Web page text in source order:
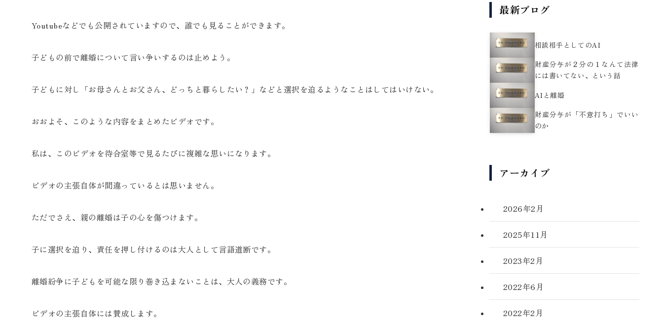
Youtubeなどでも公開されていますので、誰でも見ることができます。
子どもの前で離婚について言い争いするのは止めよう。
子どもに対し「お母さんとお父さん、どっちと暮らしたい？」などと選択を迫るようなことはしてはいけない。
おおよそ、このような内容をまとめたビデオです。
私は、このビデオを待合室等で見るたびに複雑な思いになります。
ビデオの主張自体が間違っているとは思いません。
ただでさえ、親の離婚は子の心を傷つけます。
子に選択を迫り、責任を押し付けるのは大人として言語道断です。
離婚紛争に子どもを可能な限り巻き込まないことは、大人の義務です。
ビデオの主張自体には賛成します。
最新ブログ
相談相手としてのAI
財産分与が２分の１なんて法律
には書いてない、という話
AIと離婚
財産分与が「不意打ち」でいい
のか
アーカイブ
2026年2月
2025年11月
2023年2月
2022年6月
2022年2月